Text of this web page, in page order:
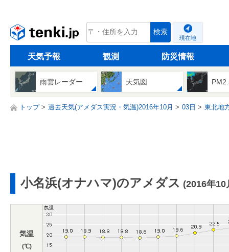
tenki.jp 検索
現在地
天気予報 観測 防災情報
雨雲レーダー 天気図
トップ 過去天気(アメダス実況・気温)2016年10月 03日 東北地
小名浜(オナハマ)のアメダス (2016年10
気温
(℃)